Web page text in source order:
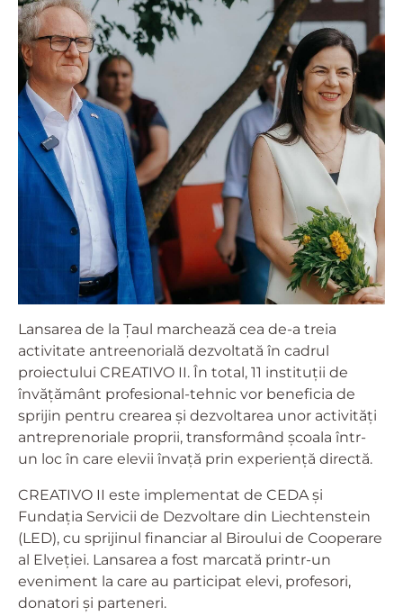
Lansarea de la Țaul marchează cea de-a treia
activitate antreenorială dezvoltată în cadrul
proiectului CREATIVO II. În total, 11 instituții de
învățământ profesional-tehnic vor beneficia de
sprijin pentru crearea și dezvoltarea unor activități
antreprenoriale proprii, transformând școala într-
un loc în care elevii învață prin experiență directă.
CREATIVO II este implementat de CEDA și
Fundația Servicii de Dezvoltare din Liechtenstein
(LED), cu sprijinul financiar al Biroului de Cooperare
al Elveției. Lansarea a fost marcată printr-un
eveniment la care au participat elevi, profesori,
donatori și parteneri.